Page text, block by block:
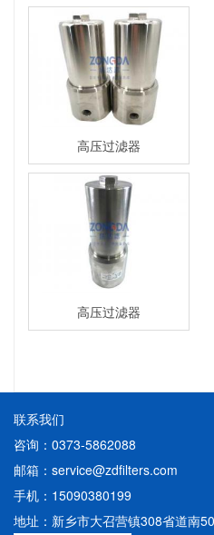
高压过滤器
高压过滤器
联系我们
咨询：0373-5862088
邮箱：service@zdfilters.com
手机：15090380199
地址：新乡市大召营镇308省道南